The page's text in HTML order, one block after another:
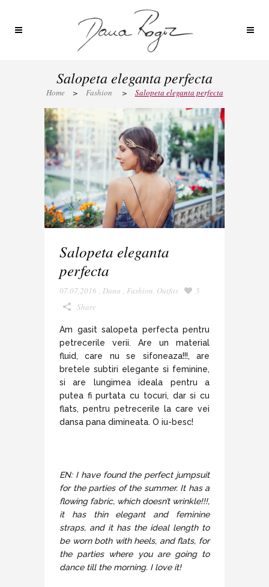
Salopeta eleganta perfecta
Home > Fashion > Salopeta eleganta perfecta
Salopeta eleganta
perfecta
07.07.2016 , Dana , Fashion, Outfits
5
Share
Am gasit salopeta perfecta pentru
petrecerile verii. Are un material
fluid, care nu se sifoneaza!!!, are
bretele subtiri elegante si feminine,
si are lungimea ideala pentru a
putea fi purtata cu tocuri, dar si cu
flats, pentru petrecerile la care vei
dansa pana dimineata. O iu-besc!
EN: I have found the perfect jumpsuit
for the parties of the summer. It has a
flowing fabric, which doesn’t wrinkle!!!,
it has thin elegant and feminine
straps, and it has the ideal length to
be worn both with heels, and flats, for
the parties where you are going to
dance till the morning. I love it!